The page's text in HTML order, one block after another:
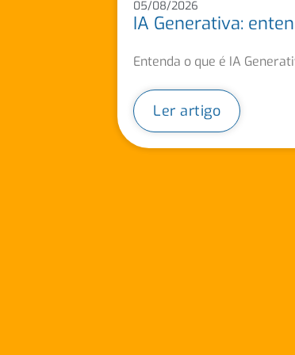
05/08/2026
IA Generativa:
Entenda o que é IA
Ler artigo